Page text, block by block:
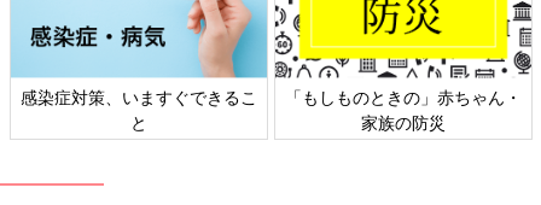
感染症対策、いますぐできるこ
と
「もしものときの」赤ちゃん・
家族の防災